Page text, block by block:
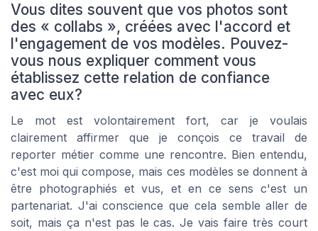
Vous dites souvent que vos photos sont
des « collabs », créées avec l'accord et
l'engagement de vos modèles. Pouvez-
vous nous expliquer comment vous
établissez cette relation de confiance
avec eux?
Le mot est volontairement fort, car je voulais
clairement affirmer que je conçois ce travail de
reporter métier comme une rencontre. Bien entendu,
c'est moi qui compose, mais ces modèles se donnent à
être photographiés et vus, et en ce sens c'est un
partenariat. J'ai conscience que cela semble aller de
soit, mais ça n'est pas le cas. Je vais faire très court